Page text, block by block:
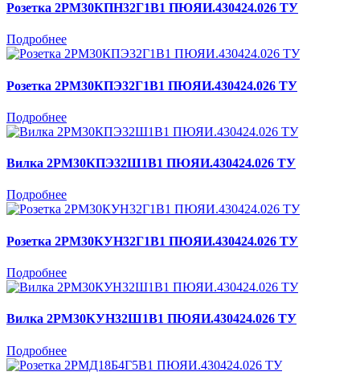
Розетка 2РМ30КПН32Г1В1 ПЮЯИ.430424.026 ТУ
Подробнее
Розетка 2РМ30КПЭ32Г1В1 ПЮЯИ.430424.026 ТУ
Подробнее
Вилка 2РМ30КПЭ32Ш1В1 ПЮЯИ.430424.026 ТУ
Подробнее
Розетка 2РМ30КУН32Г1В1 ПЮЯИ.430424.026 ТУ
Подробнее
Вилка 2РМ30КУН32Ш1В1 ПЮЯИ.430424.026 ТУ
Подробнее